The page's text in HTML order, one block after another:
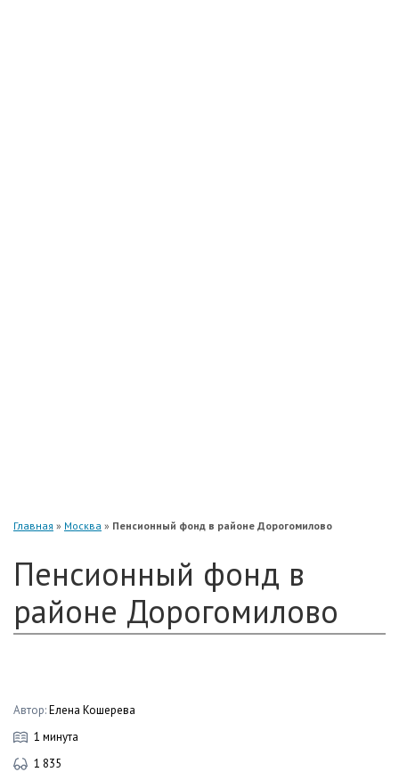
Главная » Москва » Пенсионный фонд в районе Дорогомилово
Пенсионный фонд в
районе Дорогомилово
Автор:Елена Кошерева
1 минута
1 835